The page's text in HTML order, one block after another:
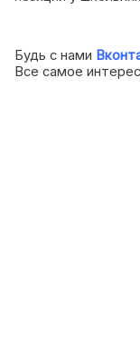
Будь с нами
Все самое